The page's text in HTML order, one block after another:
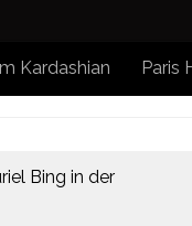
Kardashian Paris
Bing in der